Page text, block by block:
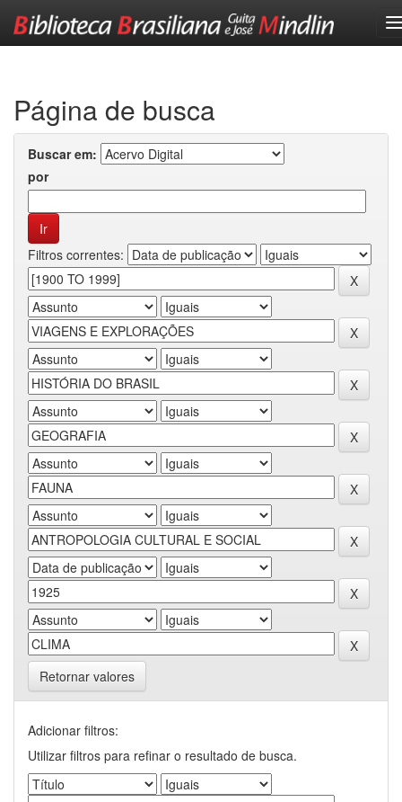
Página de busca
Buscar em:
por
Filtros correntes:
Retornar valores
Adicionar filtros:
Utilizar filtros para refinar o resultado de busca.